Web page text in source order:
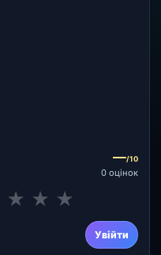
—/10
0 оцінок
★ ★ ★
Увійти